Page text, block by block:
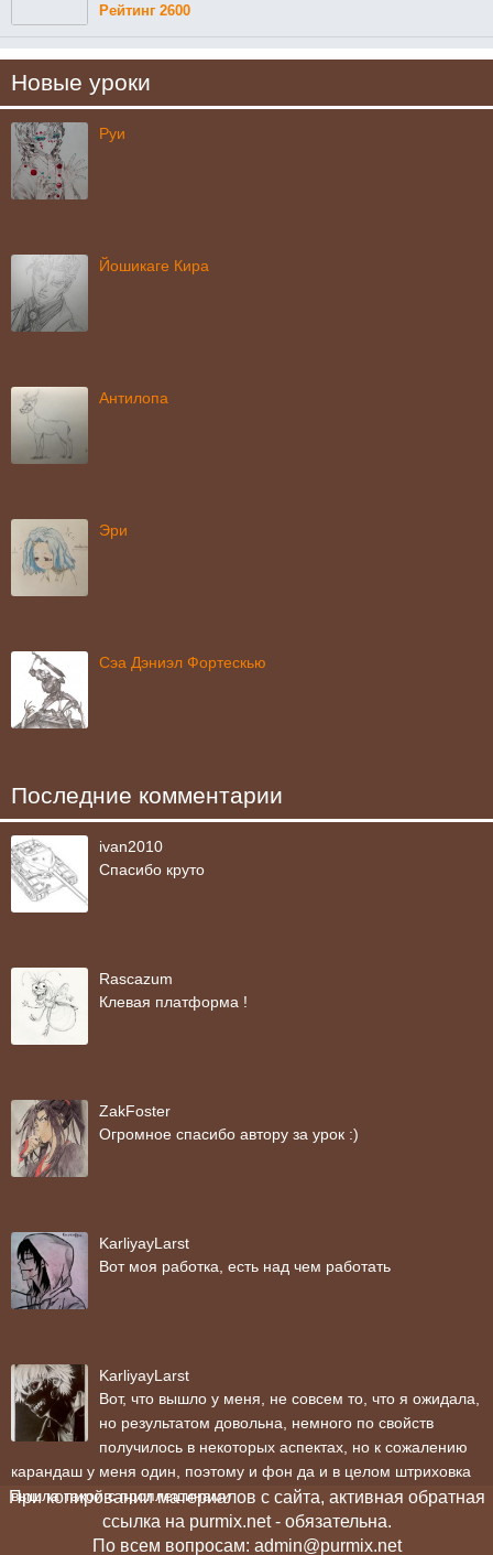
Рейтинг 2600
Новые уроки
Руи
Йошикаге Кира
Антилопа
Эри
Сэа Дэниэл Фортескью
Последние комментарии
ivan2010
Спасибо круто
Rascazum
Клевая платформа !
ZakFoster
Огромное спасибо автору за урок :)
KarliyayLarst
Вот моя работка, есть над чем работать
KarliyayLarst
Вот, что вышло у меня, не совсем то, что я ожидала,
но результатом довольна, немного по свойств
получилось в некоторых аспектах, но к сожалению
карандаш у меня один, поэтому и фон да и в целом штриховка
вышла такой с проплешинами
При копировании материалов с сайта, активная обратная
ссылка на purmix.net - обязательна.
По всем вопросам: admin@purmix.net